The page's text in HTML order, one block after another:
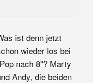
ist denn jetzt
wieder los bei
nach 8"? Marty
Andy, die beiden